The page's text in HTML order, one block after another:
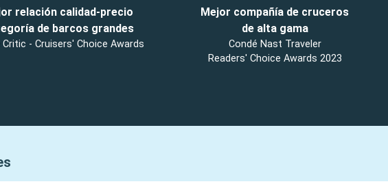
relación calidad-precio
de barcos grandes
Critic - Cruisers' Choice Awards
Mejor compañía de cruceros
de alta gama
Condé Nast Traveler
Readers' Choice Awards 2023